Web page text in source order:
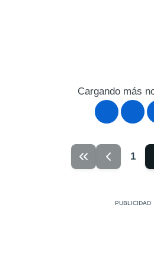
Cargando más
1